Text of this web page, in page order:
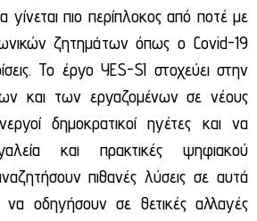
γίνεται πιο περίπλοκος από ποτέ με
ζητημάτων όπως ο Covid-19
Το έργο YES-SI στοχεύει στην
και των εργαζομένων σε νέους
δημοκρατικοί ηγέτες και να
και πρακτικές ψηφιακού
πιθανές λύσεις σε αυτά
οδηγήσουν σε θετικές αλλαγές